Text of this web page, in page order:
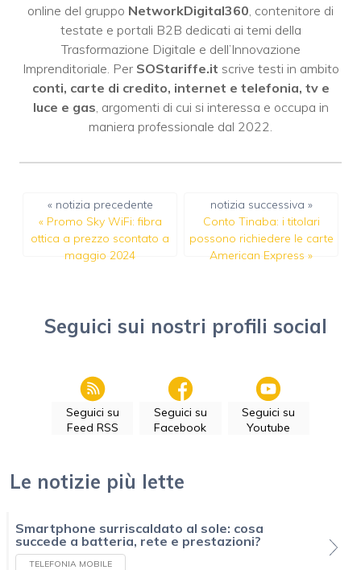
online del gruppo NetworkDigital360 , contenitore di
testate e portali B2B dedicati ai temi della
Trasformazione Digitale e dell’Innovazione
Imprenditoriale. Per SOStariffe.it scrive testi in ambito
conti, carte di credito, internet e telefonia, tv e
luce e gas , argomenti di cui si interessa e occupa in
maniera professionale dal 2022.
« notizia precedente
« Promo Sky WiFi: fibra
ottica a prezzo scontato a
maggio 2024
notizia successiva »
Conto Tinaba: i titolari
possono richiedere le carte
American Express »
Seguici sui nostri profili social
Seguici su
Feed RSS
Seguici su
Facebook
Seguici su
Youtube
Le notizie più lette
Smartphone surriscaldato al sole: cosa
succede a batteria, rete e prestazioni?
TELEFONIA MOBILE